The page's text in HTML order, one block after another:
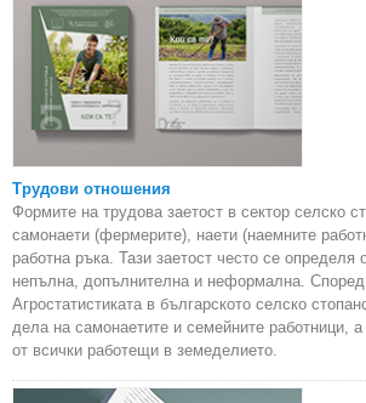
Трудови отношения
Формите на трудова заетост в сектор селско
самонаети (фермерите), наети (наемните
работна ръка. Тази заетост често се определя
непълна, допълнителна и неформална.
Агростатистиката в българското селско
дела на самонаетите и семейните работници,
от всички работещи в земеделието.